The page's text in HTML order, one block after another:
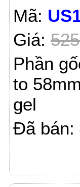
Mã:
Giá:
Phần
to
gel
Đã bán: